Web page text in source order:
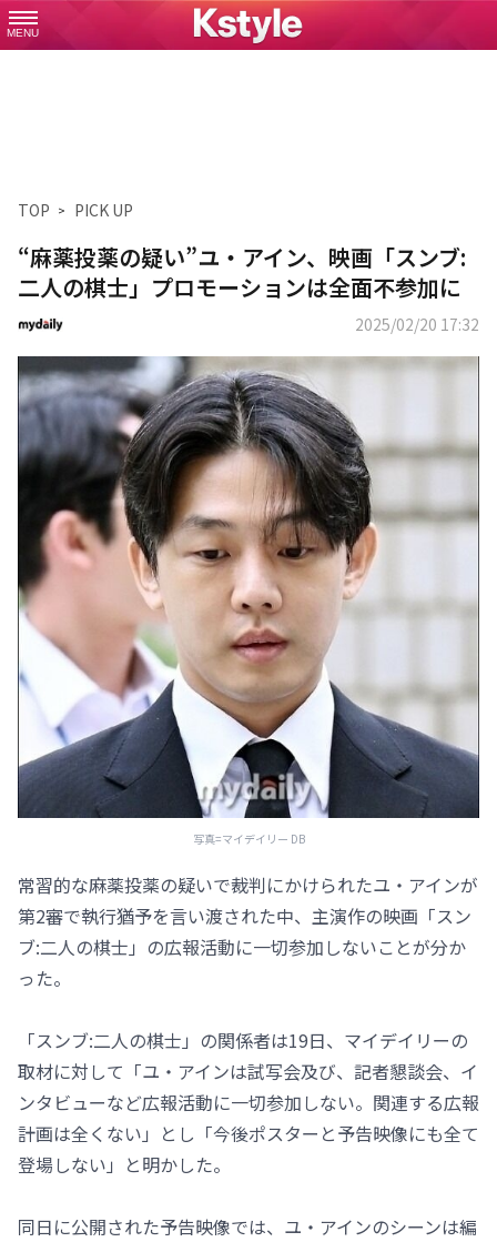
MENU
TOP PICK UP
“麻薬投薬の疑い”ユ・アイン、映画「スンブ:
二人の棋士」プロモーションは全面不参加に
2025/02/20 17:32
写真=マイデイリー DB
常習的な麻薬投薬の疑いで裁判にかけられたユ・アインが
第2審で執行猶予を言い渡された中、主演作の映画「スン
ブ:二人の棋士」の広報活動に一切参加しないことが分か
った。
「スンブ:二人の棋士」の関係者は19日、マイデイリーの
取材に対して「ユ・アインは試写会及び、記者懇談会、イ
ンタビューなど広報活動に一切参加しない。関連する広報
計画は全くない」とし「今後ポスターと予告映像にも全て
登場しない」と明かした。
同日に公開された予告映像では、ユ・アインのシーンは編